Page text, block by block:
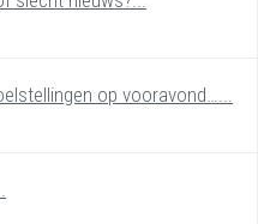
op vooravond…...